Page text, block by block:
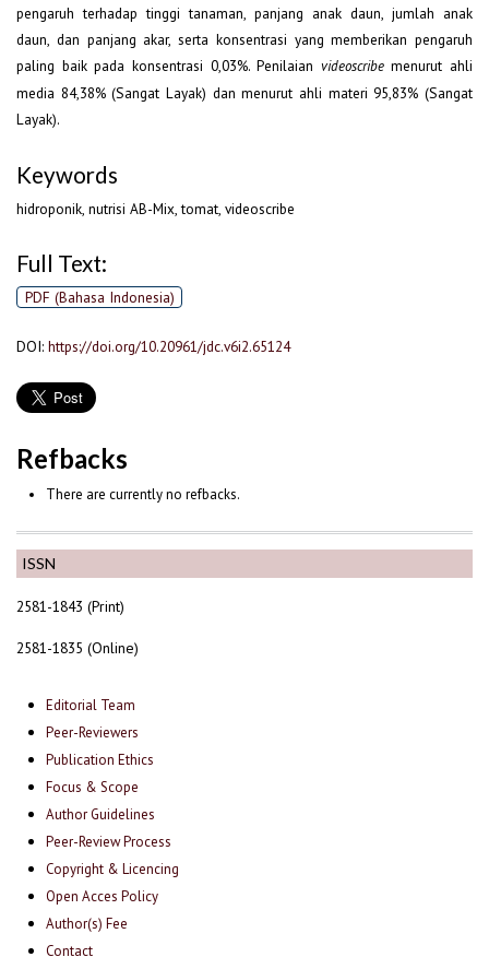
ISSN
2581-1843 (Print)
2581-1835 (Online)
Editorial Team
Peer-Reviewers
Publication Ethics
Focus & Scope
Author Guidelines
Peer-Review Process
Copyright & Licencing
Open Acces Policy
Author(s) Fee
Contact
pengaruh terhadap tinggi tanaman, panjang anak daun, jumlah anak
daun, dan panjang akar, serta konsentrasi yang memberikan pengaruh
paling baik pada konsentrasi 0,03%. Penilaian videoscribemenurut ahli
media 84,38% (Sangat Layak) dan menurut ahli materi 95,83% (Sangat
Layak).
Keywords
hidroponik, nutrisi AB-Mix, tomat, videoscribe
Full Text:
PDF (Bahasa Indonesia)
DOI: https://doi.org/10.20961/jdc.v6i2.65124
Refbacks
There are currently no refbacks.